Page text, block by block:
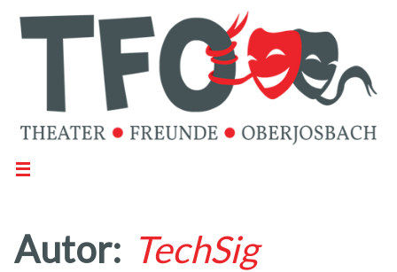
Autor: TechSig